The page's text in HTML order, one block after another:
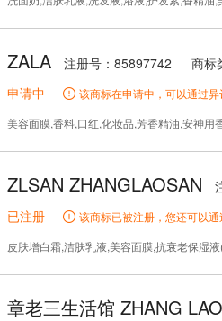
ZALA 注册号：85897742
商标
申请中 该商标在申请中，可以通过
美容面膜,香料,口红,化妆品,芳香精油,安神用香
ZLSAN ZHANGLAOSAN
已注册 该商标已被注册，您还可以
皮肤增白霜,洁肤乳液,美容面膜,抗衰老保湿液(化妆品),浴液,美容用凝
章老三生活馆 ZHANG